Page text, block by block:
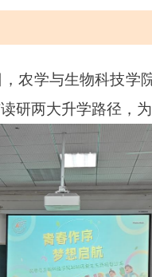
，农学与生物科技学
研两大升学路径，